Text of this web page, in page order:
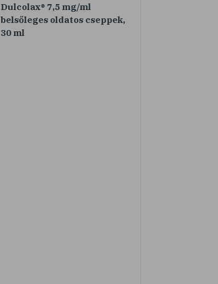
Dulcolax® 7,5 mg/ml
belsőleges oldatos cseppek,
30 ml